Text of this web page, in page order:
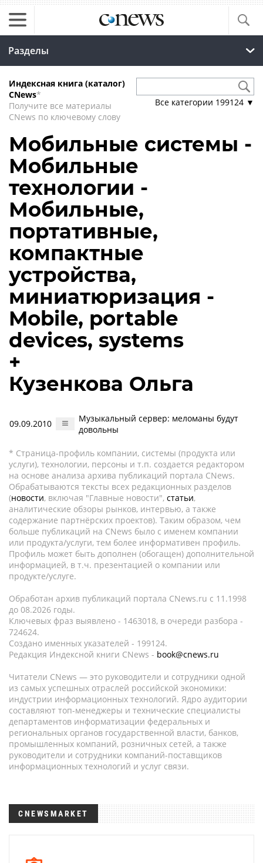
Разделы
Индексная книга (каталог)
CNews*
Получите все материалы
CNews по ключевому слову
Все категории 199124 ▼
Мобильные системы -
Мобильные
технологии -
Мобильные,
портативные,
компактные
устройства,
миниатюризация -
Mobile, portable
devices, systems
+
Кузенкова Ольга
09.09.2010
Музыкальный сервер: меломаны будут
довольны
* Страница-профиль компании, системы (продукта или
услуги), технологии, персоны и т.п. создается редактором
на основе анализа архива публикаций портала CNews.
Обрабатываются тексты всех редакционных разделов
(новости, включая "Главные новости", статьи,
аналитические обзоры рынков, интервью, а также
содержание партнёрских проектов). Таким образом, чем
больше публикаций на CNews было с именем компании
или продукта/услуги, тем более информативен профиль.
Профиль может быть дополнен (обогащен) дополнительной
информацией, в т.ч. презентацией о компании или
продукте/услуге.
Обработан архив публикаций портала CNews.ru c 11.1998
до 08.2026 годы.
Ключевых фраз выявлено - 1463018, в очереди разбора -
724624.
Создано именных указателей - 199124.
Редакция Индексной книги CNews - book@cnews.ru
Читатели CNews — это руководители и сотрудники одной
из самых успешных отраслей российской экономики:
индустрии информационных технологий. Ядро аудитории
составляют топ-менеджеры и технические специалисты
департаментов информатизации федеральных и
региональных органов государственной власти, банков,
промышленных компаний, розничных сетей, а также
руководители и сотрудники компаний-поставщиков
информационных технологий и услуг связи.
CNEWSMARKET